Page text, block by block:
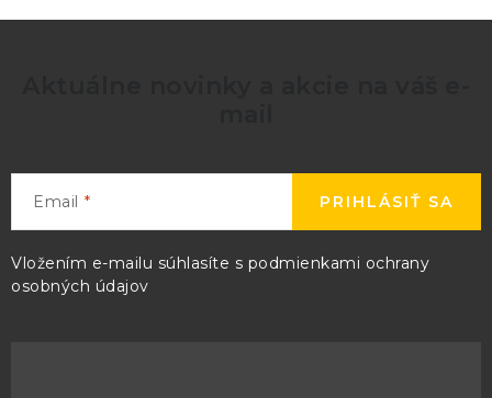
Email
Vložením e-mailu súhlasíte s podmienkami ochrany
osobných údajov
PRIHLÁSIŤ SA